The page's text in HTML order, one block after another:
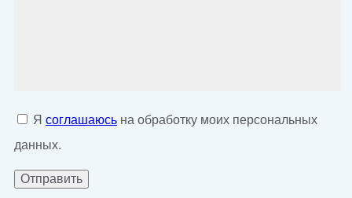
Я соглашаюсь на обработку моих персональных
данных.